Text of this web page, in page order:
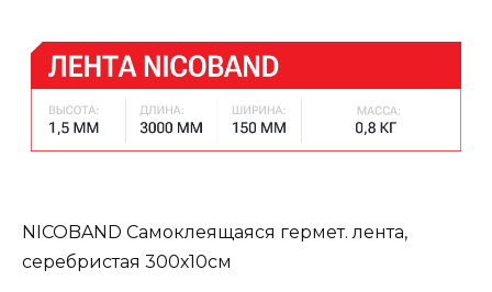
NICOBAND Самоклеящаяся гермет. лента,
серебристая 300х10см